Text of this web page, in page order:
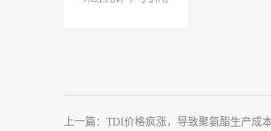
上一篇： TDI价格疯涨，导致聚氨酯生产成